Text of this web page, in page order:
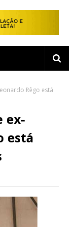
Rêgo está
ex-
está